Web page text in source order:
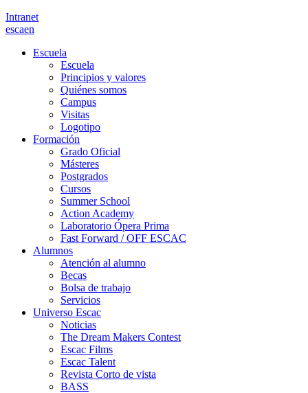
Intranet
escaen
Escuela
Escuela
Principios y valores
Quiénes somos
Campus
Visitas
Logotipo
Formación
Grado Oficial
Másteres
Postgrados
Cursos
Summer School
Action Academy
Laboratorio Ópera Prima
Fast Forward / OFF ESCAC
Alumnos
Atención al alumno
Becas
Bolsa de trabajo
Servicios
Universo Escac
Noticias
The Dream Makers Contest
Escac Films
Escac Talent
Revista Corto de vista
BASS